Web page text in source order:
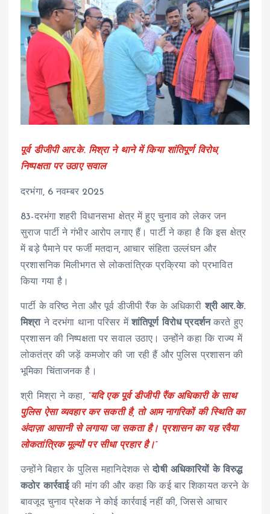
पूर्व डीजीपी आर.के. मिश्रा ने थाने में किया शांतिपूर्ण विरोध,
निष्पक्षता पर उठाए सवाल
दरभंगा, 6 नवम्बर 2025
83-दरभंगा शहरी विधानसभा क्षेत्र में हुए चुनाव को लेकर जन
सुराज पार्टी ने गंभीर आरोप लगाए हैं। पार्टी ने कहा है कि इस क्षेत्र
में बड़े पैमाने पर फर्जी मतदान, आचार संहिता उल्लंघन और
प्रशासनिक मिलीभगत से लोकतांत्रिक प्रक्रिया को प्रभावित
किया गया है।
पार्टी के वरिष्ठ नेता और पूर्व डीजीपी रैंक के अधिकारीश्री आर.के.
मिश्राने दरभंगा थाना परिसर मेंशांतिपूर्ण विरोध प्रदर्शनकरते हुए
प्रशासन की निष्पक्षता पर सवाल उठाए। उन्होंने कहा कि राज्य में
लोकतंत्र की जड़ें कमजोर की जा रही हैं और पुलिस प्रशासन की
भूमिका चिंताजनक है।
श्री मिश्रा ने कहा, “यदि एक पूर्व डीजीपी रैंक अधिकारी के साथ
पुलिस ऐसा व्यवहार कर सकती है, तो आम नागरिकों की स्थिति का
अंदाज़ा आसानी से लगाया जा सकता है। प्रशासन का यह रवैया
लोकतांत्रिक मूल्यों पर सीधा प्रहार है।”
उन्होंने बिहार के पुलिस महानिदेशक सेदोषी अधिकारियों के विरुद्ध
कठोर कार्रवाईकी मांग की और कहा कि कई बार शिकायत करने के
बावजूद चुनाव प्रेक्षक ने कोई कार्रवाई नहीं की, जिससे आचार